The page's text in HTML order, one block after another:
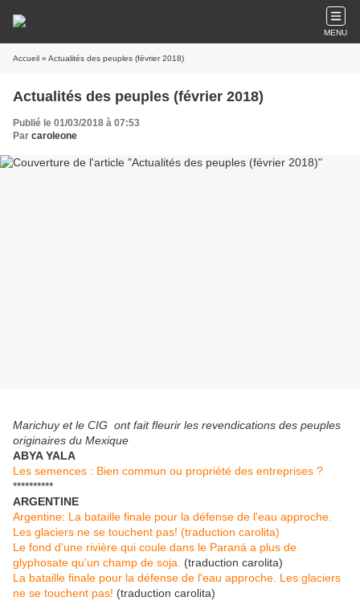
MENU
Accueil » Actualités des peuples (février 2018)
Actualités des peuples (février 2018)
Publié le 01/03/2018 à 07:53
Par caroleone
Marichuy et le CIG ont fait fleurir les revendications des peuples
originaires du Mexique
ABYA YALA
Les semences : Bien commun ou propriété des entreprises ?
**********
ARGENTINE
Argentine: La bataille finale pour la défense de l'eau approche.
Les glaciers ne se touchent pas! (traduction carolita)
Le fond d'une rivière qui coule dans le Paraná a plus de
glyphosate qu'un champ de soja. (traduction carolita)
La bataille finale pour la défense de l'eau approche. Les glaciers
ne se touchent pas! (traduction carolita)